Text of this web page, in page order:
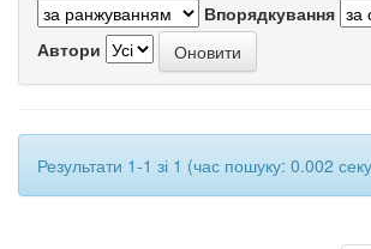
Впорядкування
Автори
Результати 1-1 зі 1 (час пошуку: 0.002